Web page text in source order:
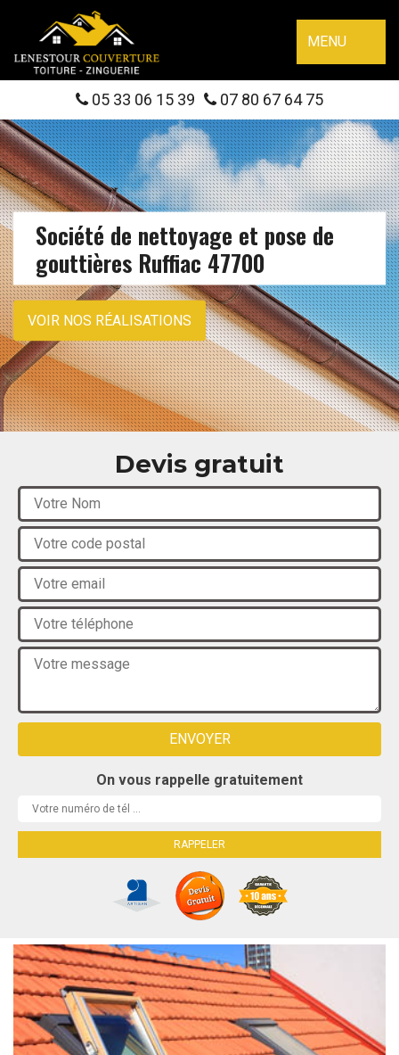
MENU
05 33 06 15 39 07 80 67 64 75
Société de nettoyage et pose de
gouttières Ruffiac 47700
VOIR NOS RÉALISATIONS
Devis gratuit
On vous rappelle gratuitement